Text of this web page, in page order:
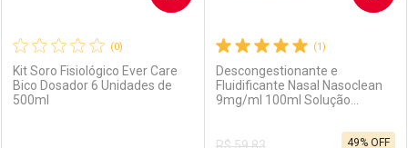
Ativar Desconto
(0)
Kit Soro Fisiológico Ever Care
Bico Dosador 6 Unidades de
500ml
(1)
Descongestionante e
Fluidificante Nasal Nasoclean
9mg/ml 100ml Solução
R$ 59,83
49% OFF